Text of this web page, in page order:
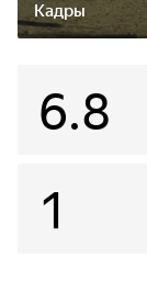
Кадры
6.8
1